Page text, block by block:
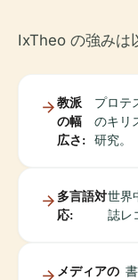
IxTheo の強みは
教派
の幅
広さ:
プロテ
のキリ
研究。
多言語対
応:
世界
誌レ
メディアの